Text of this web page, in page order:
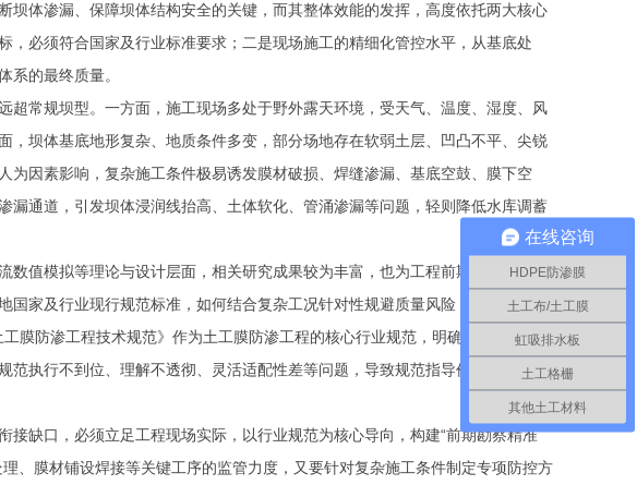
体渗漏、保障坝体结构安全的关键，而其整体效能的发挥，高度依托两大核心
必须符合国家及行业标准要求；二是现场施工的精细化管控水平，从基底处
系的最终质量。
常规坝型。一方面，施工现场多处于野外露天环境，受天气、温度、湿度、风
坝体基底地形复杂、地质条件多变，部分场地存在软弱土层、凹凸不平、尖锐
因素影响，复杂施工条件极易诱发膜材破损、焊缝渗漏、基底空鼓、膜下空
通道，引发坝体浸润线抬高、土体软化、管涌渗漏等问题，轻则降低水库调蓄
值模拟等理论与设计层面，相关研究成果较为丰富，也为工程前期设计提供了
家及行业现行规范标准，如何结合复杂工况针对性规避质量风险，如何精准识
工膜防渗工程技术规范》作为土工膜防渗工程的核心行业规范，明确了材料标准、
执行不到位、理解不透彻、灵活适配性差等问题，导致规范指导价值未能充分
缺口，必须立足工程现场实际，以行业规范为核心导向，构建“前期勘察精准
、膜材铺设焊接等关键工序的监管力度，又要针对复杂施工条件制定专项防控方
在线咨询
HDPE防渗膜
土工布/土工膜
虹吸排水板
土工格栅
其他土工材料